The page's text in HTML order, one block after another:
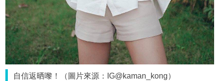
自信返晒嚟！（圖片來源：IG@kaman_kong）